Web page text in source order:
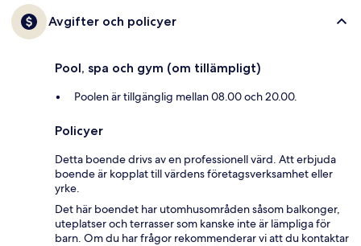
Avgifter och policyer
Pool, spa och gym (om tillämpligt)
Poolen är tillgänglig mellan 08.00 och 20.00.
Policyer
Detta boende drivs av en professionell värd. Att erbjuda
boende är kopplat till värdens företagsverksamhet eller
yrke.
Det här boendet har utomhusområden såsom balkonger,
uteplatser och terrasser som kanske inte är lämpliga för
barn. Om du har frågor rekommenderar vi att du kontaktar